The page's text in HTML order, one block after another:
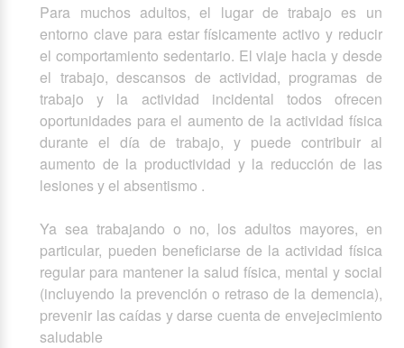
Para muchos adultos, el lugar de trabajo es un
entorno clave para estar físicamente activo y reducir
el comportamiento sedentario. El viaje hacia y desde
el trabajo, descansos de actividad, programas de
trabajo y la actividad incidental todos ofrecen
oportunidades para el aumento de la actividad física
durante el día de trabajo, y puede contribuir al
aumento de la productividad y la reducción de las
lesiones y el absentismo .
Ya sea trabajando o no, los adultos mayores, en
particular, pueden beneficiarse de la actividad física
regular para mantener la salud física, mental y social
(incluyendo la prevención o retraso de la demencia),
prevenir las caídas y darse cuenta de envejecimiento
saludable